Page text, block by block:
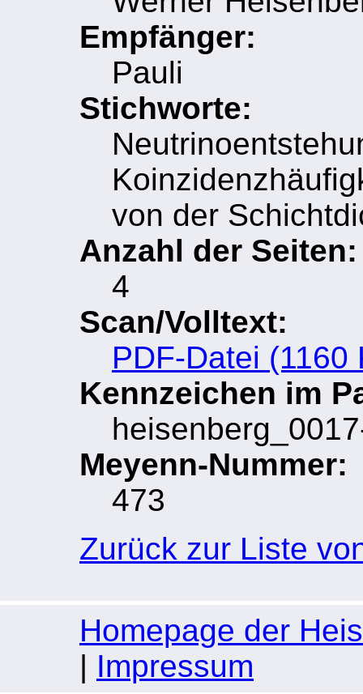
Empfänger:
Pauli
Stichworte:
von der
Anzahl der Seiten:
4
Scan/Volltext:
PDF-Datei (1160
Kennzeichen im
Meyenn-Nummer:
473
Zurück zur Liste
Homepage der
| Impressum